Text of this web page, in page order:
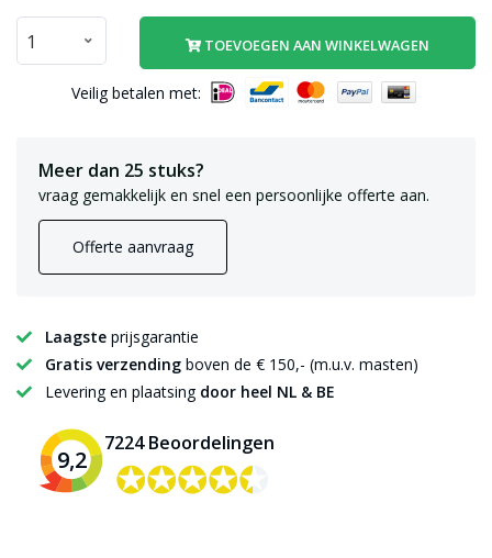
TOEVOEGEN AAN WINKELWAGEN
Veilig betalen met:
Meer dan 25 stuks?
vraag gemakkelijk en snel een persoonlijke offerte aan.
Offerte aanvraag
Laagste prijsgarantie
Gratis verzending boven de € 150,- (m.u.v. masten)
Levering en plaatsing door heel NL & BE
9,2
7224 Beoordelingen
✪✪✪✪✪
✪✪✪✪✪